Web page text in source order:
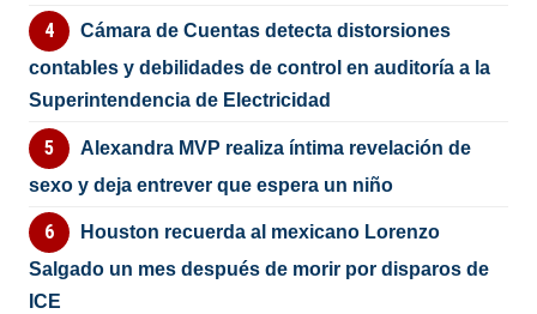
Cámara de Cuentas detecta distorsiones
contables y debilidades de control en auditoría a la
Superintendencia de Electricidad
Alexandra MVP realiza íntima revelación de
sexo y deja entrever que espera un niño
Houston recuerda al mexicano Lorenzo
Salgado un mes después de morir por disparos de
ICE